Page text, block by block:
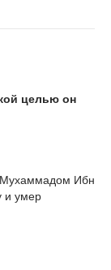
целью он
Мухаммадом Ибн
и умер